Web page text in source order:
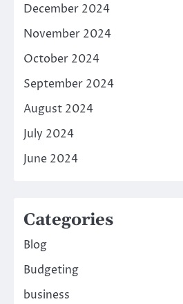
December 2024
November 2024
October 2024
September 2024
August 2024
July 2024
June 2024
Categories
Blog
Budgeting
business